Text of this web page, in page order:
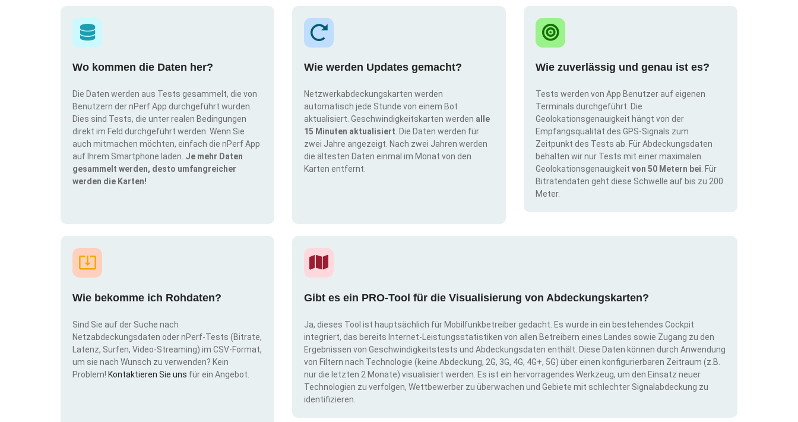
Wo kommen die Daten her?
Die Daten werden aus Tests gesammelt, die von
Benutzern der nPerf App durchgeführt wurden.
Dies sind Tests, die unter realen Bedingungen
direkt im Feld durchgeführt werden. Wenn Sie
auch mitmachen möchten, einfach die nPerf App
auf Ihrem Smartphone laden. Je mehr Daten
gesammelt werden, desto umfangreicher
werden die Karten!
Wie werden Updates gemacht?
Netzwerkabdeckungskarten werden
automatisch jede Stunde von einem Bot
aktualisiert. Geschwindigkeitskarten werden alle
15 Minuten aktualisiert . Die Daten werden für
zwei Jahre angezeigt. Nach zwei Jahren werden
die ältesten Daten einmal im Monat von den
Karten entfernt.
Wie zuverlässig und genau ist es?
Tests werden von App Benutzer auf eigenen
Terminals durchgeführt. Die
Geolokationsgenauigkeit hängt von der
Empfangsqualität des GPS-Signals zum
Zeitpunkt des Tests ab. Für Abdeckungsdaten
behalten wir nur Tests mit einer maximalen
Geolokationsgenauigkeit von 50 Metern bei . Für
Bitratendaten geht diese Schwelle auf bis zu 200
Meter.
Wie bekomme ich Rohdaten?
Sind Sie auf der Suche nach
Netzabdeckungsdaten oder nPerf-Tests (Bitrate,
Latenz, Surfen, Video-Streaming) im CSV-Format,
um sie nach Wunsch zu verwenden? Kein
Problem! Kontaktieren Sie uns für ein Angebot.
Gibt es ein PRO-Tool für die Visualisierung von Abdeckungskarten?
Ja, dieses Tool ist hauptsächlich für Mobilfunkbetreiber gedacht. Es wurde in ein bestehendes Cockpit
integriert, das bereits Internet-Leistungsstatistiken von allen Betreibern eines Landes sowie Zugang zu den
Ergebnissen von Geschwindigkeitstests und Abdeckungsdaten enthält. Diese Daten können durch Anwendung
von Filtern nach Technologie (keine Abdeckung, 2G, 3G, 4G, 4G+, 5G) über einen konfigurierbaren Zeitraum (z.B.
nur die letzten 2 Monate) visualisiert werden. Es ist ein hervorragendes Werkzeug, um den Einsatz neuer
Technologien zu verfolgen, Wettbewerber zu überwachen und Gebiete mit schlechter Signalabdeckung zu
identifizieren.